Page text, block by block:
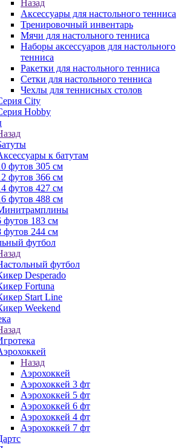
Назад
Аксессуары для настольного тенниса
Тренировочный инвентарь
Мячи для настольного тенниса
Наборы аксессуаров для настольного
тенниса
Ракетки для настольного тенниса
Сетки для настольного тенниса
Чехлы для теннисных столов
City
Hobby
к батутам
футов 305 см
футов 366 см
футов 427 см
футов 488 см
футов 183 см
футов 244 см
футбол
футбол
Desperado
Fortuna
Start Line
Weekend
Назад
Аэрохоккей
Аэрохоккей 3 фт
Аэрохоккей 5 фт
Аэрохоккей 6 фт
Аэрохоккей 4 фт
Аэрохоккей 7 фт